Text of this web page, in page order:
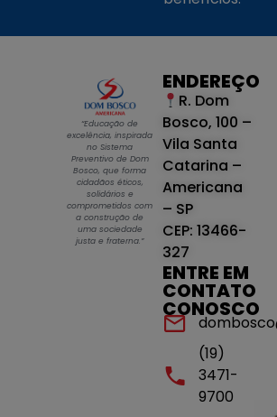
“Educação de
excelência, inspirada
no Sistema
Preventivo de Dom
Bosco, que forma
cidadãos éticos,
solidários e
comprometidos com
a construção de
uma sociedade
justa e fraterna.”
ENDEREÇO
R. Dom
Bosco, 100 –
Vila Santa
Catarina –
Americana
– SP
CEP: 13466-
327
ENTRE EM
CONTATO
CONOSCO
(19)
3471-
9700